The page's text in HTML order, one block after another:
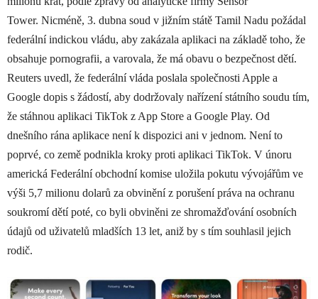
Tower. Nicméně, 3. dubna soud v jižním státě Tamil Nadu požádal
federální indickou vládu, aby zakázala aplikaci na základě toho, že
obsahuje pornografii, a varovala, že má obavu o bezpečnost dětí.
Reuters uvedl, že federální vláda poslala společnosti Apple a
Google dopis s žádostí, aby dodržovaly nařízení státního soudu tím,
že stáhnou aplikaci TikTok z App Store a Google Play. Od
dnešního rána aplikace není k dispozici ani v jednom. Není to
poprvé, co země podnikla kroky proti aplikaci TikTok. V únoru
americká Federální obchodní komise uložila pokutu vývojářům ve
výši 5,7 milionu dolarů za obvinění z porušení práva na ochranu
soukromí dětí poté, co byli obviněni ze shromažďování osobních
údajů od uživatelů mladších 13 let, aniž by s tím souhlasil jejich
rodič.